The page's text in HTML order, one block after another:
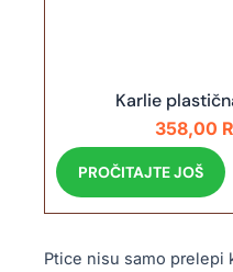
Karlie
358,00
PROČITAJTE JOŠ
Ptice nisu samo prelepi